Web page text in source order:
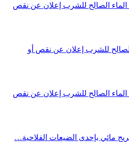
الصالح للشرب إعلان عن نقص
للشرب إعلان عن نقص أو
الصالح للشرب إعلان عن نقص
مائي بإحدى الضيعات الفلاحية…